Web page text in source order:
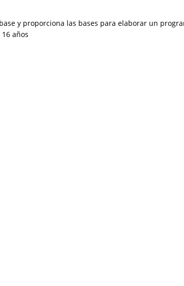
y proporciona las bases para elaborar un
años